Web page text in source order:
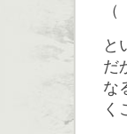
と
だ
な
く